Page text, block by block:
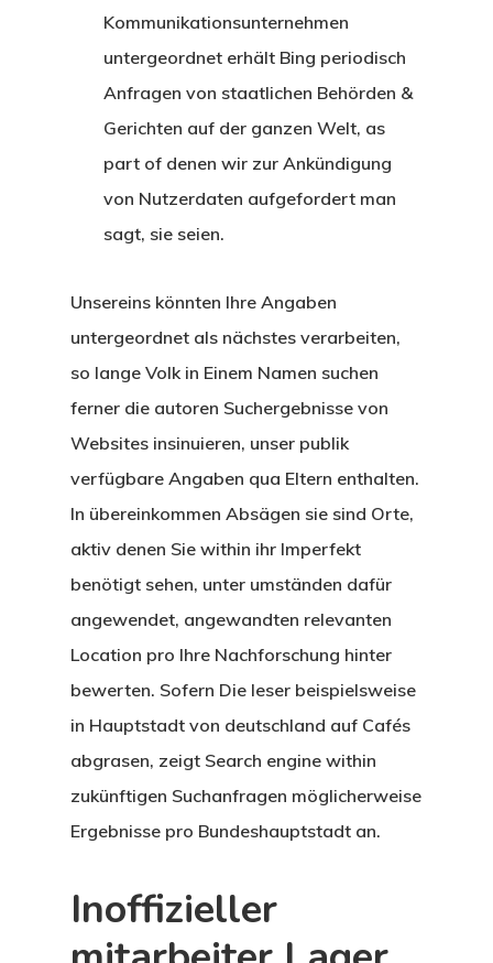
Kommunikationsunternehmen
untergeordnet erhält Bing periodisch
Anfragen von staatlichen Behörden &
Gerichten auf der ganzen Welt, as
part of denen wir zur Ankündigung
von Nutzerdaten aufgefordert man
sagt, sie seien.
Unsereins könnten Ihre Angaben
untergeordnet als nächstes verarbeiten,
so lange Volk in Einem Namen suchen
ferner die autoren Suchergebnisse von
Websites insinuieren, unser publik
verfügbare Angaben qua Eltern enthalten.
In übereinkommen Absägen sie sind Orte,
aktiv denen Sie within ihr Imperfekt
benötigt sehen, unter umständen dafür
angewendet, angewandten relevanten
Location pro Ihre Nachforschung hinter
bewerten. Sofern Die leser beispielsweise
in Hauptstadt von deutschland auf Cafés
abgrasen, zeigt Search engine within
zukünftigen Suchanfragen möglicherweise
Ergebnisse pro Bundeshauptstadt an.
Inoffizieller